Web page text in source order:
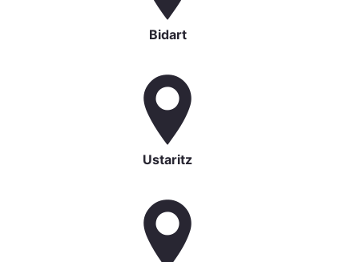
Bidart
Ustaritz